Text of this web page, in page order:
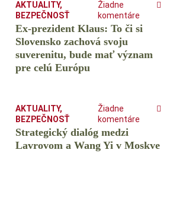
AKTUALITY,
BEZPEČNOSŤ
Žiadne
komentáre
Ex-prezident Klaus: To či si
Slovensko zachová svoju
suverenitu, bude mať význam
pre celú Európu
AKTUALITY,
BEZPEČNOSŤ
Žiadne
komentáre
Strategický dialóg medzi
Lavrovom a Wang Yi v Moskve